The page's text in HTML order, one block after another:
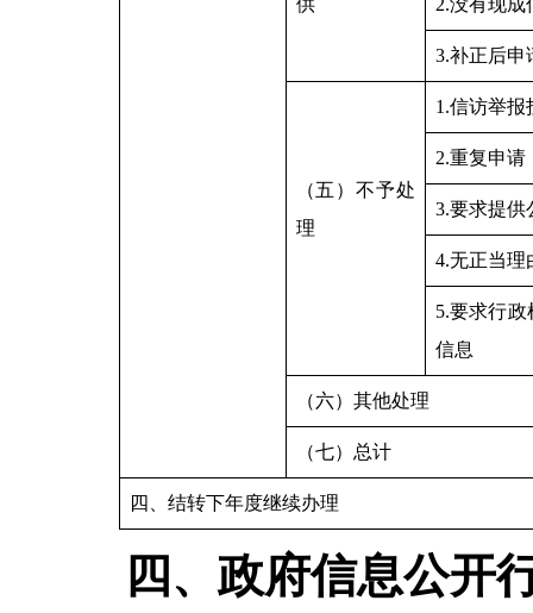
供
2.没有现成
3.补正后申
（五）不予处
理
1.信访举报
2.重复申请
3.要求提供
4.无正当理
5.要求行
信息
（六）其他处理
（七）总计
四、结转下年度继续办理
四、政府信息公开